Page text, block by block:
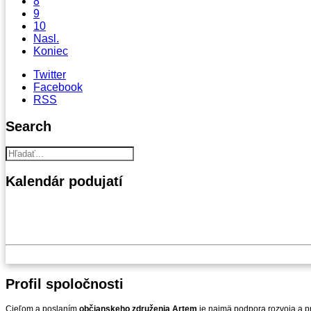
9
10
Nasl.
Koniec
Twitter
Facebook
RSS
Search
Kalendár podujatí
Profil spoločnosti
Cieľom a poslaním občianskeho združenia Artem je najmä podpora rozvoja a